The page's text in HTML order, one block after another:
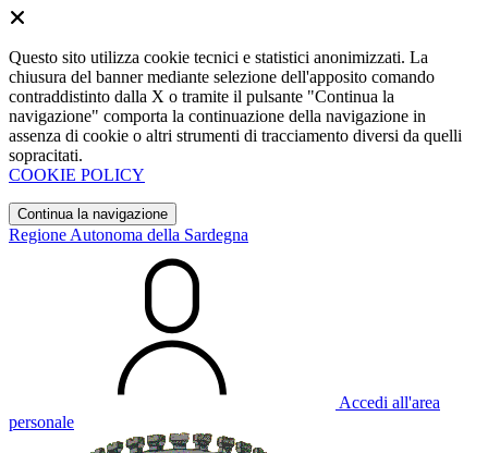
Questo sito utilizza cookie tecnici e statistici anonimizzati. La
chiusura del banner mediante selezione dell'apposito comando
contraddistinto dalla X o tramite il pulsante "Continua la
navigazione" comporta la continuazione della navigazione in
assenza di cookie o altri strumenti di tracciamento diversi da quelli
sopracitati.
COOKIE POLICY
Continua la navigazione
Regione Autonoma della Sardegna
Accedi all'area
personale